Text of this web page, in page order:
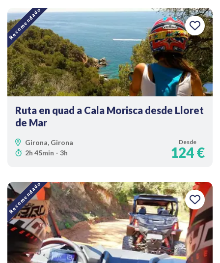
Recomendado
Ruta en quad a Cala Morisca desde Lloret
de Mar
Girona, Girona
2h 45min - 3h
Desde
124 €
Recomendado